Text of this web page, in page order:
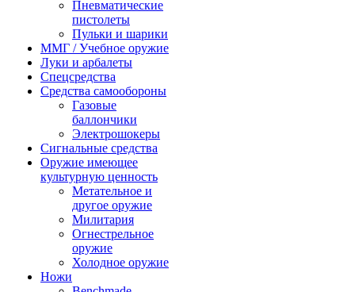
Пневматические
пистолеты
Пульки и шарики
ММГ / Учебное оружие
Луки и арбалеты
Спецсредства
Средства самообороны
Газовые
баллончики
Электрошокеры
Сигнальные средства
Оружие имеющее
культурную ценность
Метательное и
другое оружие
Милитария
Огнестрельное
оружие
Холодное оружие
Ножи